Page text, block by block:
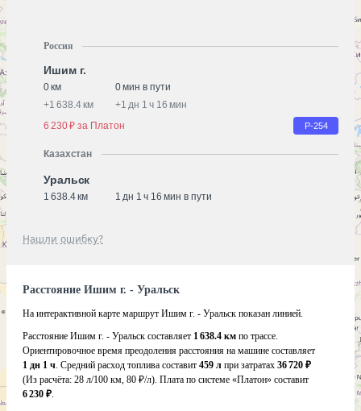
Россия
Ишим г.
0 км
0 мин в пути
+1 638.4 км +1 дн 1 ч 16 мин
6 230 ₽ за Платон
Р-254
Казахстан
Уральск
1 638.4 км 1 дн 1 ч 16 мин в пути
Нашли ошибку?
Расстояние Ишим г. - Уральск
На интерактивной карте маршрут Ишим г. - Уральск показан линией.
Расстояние Ишим г. - Уральск составляет 1 638.4 км по трассе.
Ориентировочное время преодоления расстояния на машине составляет
1 дн 1 ч. Средний расход топлива составит 459 л при затратах 36 720 ₽
(Из расчёта: 28 л/100 км, 80 ₽/л). Плата по системе «Платон» составит
6 230 ₽.